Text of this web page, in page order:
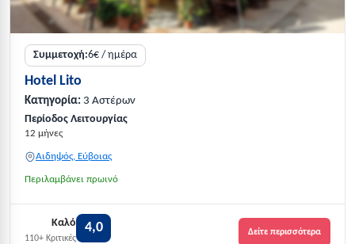
Συμμετοχή:6€ / ημέρα
Hotel Lito
Κατηγορία: 3 Αστέρων
Περίοδος Λειτουργίας
12 μήνες
Αιδηψός, Εύβοιας
Περιλαμβάνει πρωινό
Καλό
110+ Κριτικές
4,0 Δείτε περισσότερα